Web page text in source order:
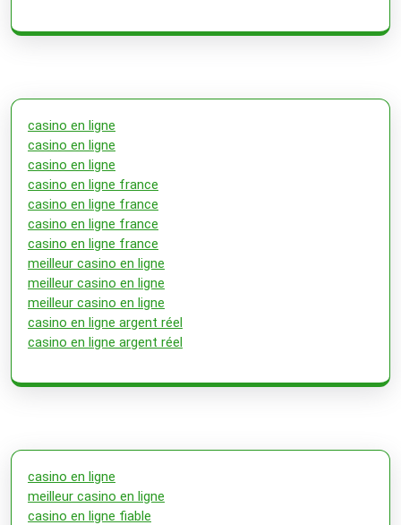
casino en ligne
casino en ligne
casino en ligne
casino en ligne france
casino en ligne france
casino en ligne france
casino en ligne france
meilleur casino en ligne
meilleur casino en ligne
meilleur casino en ligne
casino en ligne argent réel
casino en ligne argent réel
casino en ligne
meilleur casino en ligne
casino en ligne fiable